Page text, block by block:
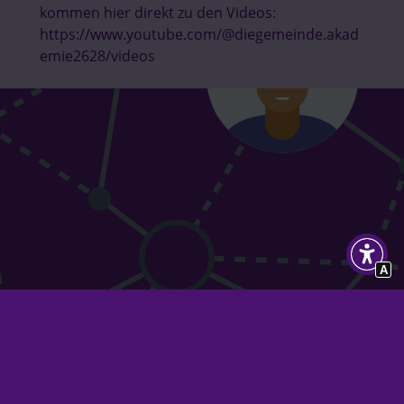
kommen hier direkt zu den Videos:
https://www.youtube.com/@diegemeinde.akad
emie2628/videos
A